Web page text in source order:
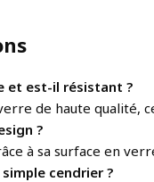
et est-il résistant ?
de haute qualité,
?
à sa surface en
cendrier ?